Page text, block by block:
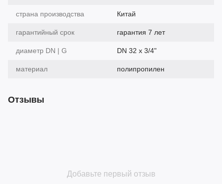
страна производства Китай
гарантийный срок гарантия 7 лет
диаметр DN | G DN 32 х 3/4"
материал полипропилен
Отзывы
Добавьте первый отзыв